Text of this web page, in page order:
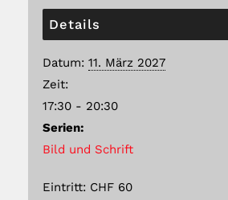
Details
Datum: 11. März 2027
Zeit:
17:30 - 20:30
Serien:
Bild und Schrift
Eintritt: CHF 60